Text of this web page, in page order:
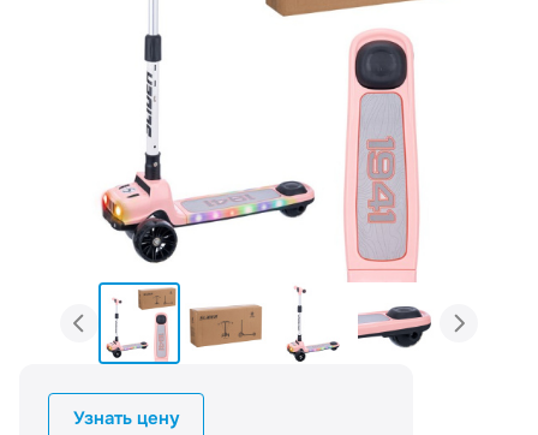
Узнать цену